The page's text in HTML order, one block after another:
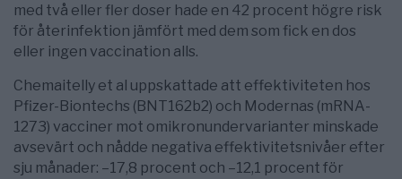
med två eller fler doser hade en 42 procent högre risk
för återinfektion jämfört med dem som fick en dos
eller ingen vaccination alls.
Chemaitelly et al uppskattade att effektiviteten hos
Pfizer-Biontechs (BNT162b2) och Modernas (mRNA-
1273) vacciner mot omikronundervarianter minskade
avsevärt och nådde negativa effektivitetsnivåer efter
sju månader: –17,8 procent och –12,1 procent för